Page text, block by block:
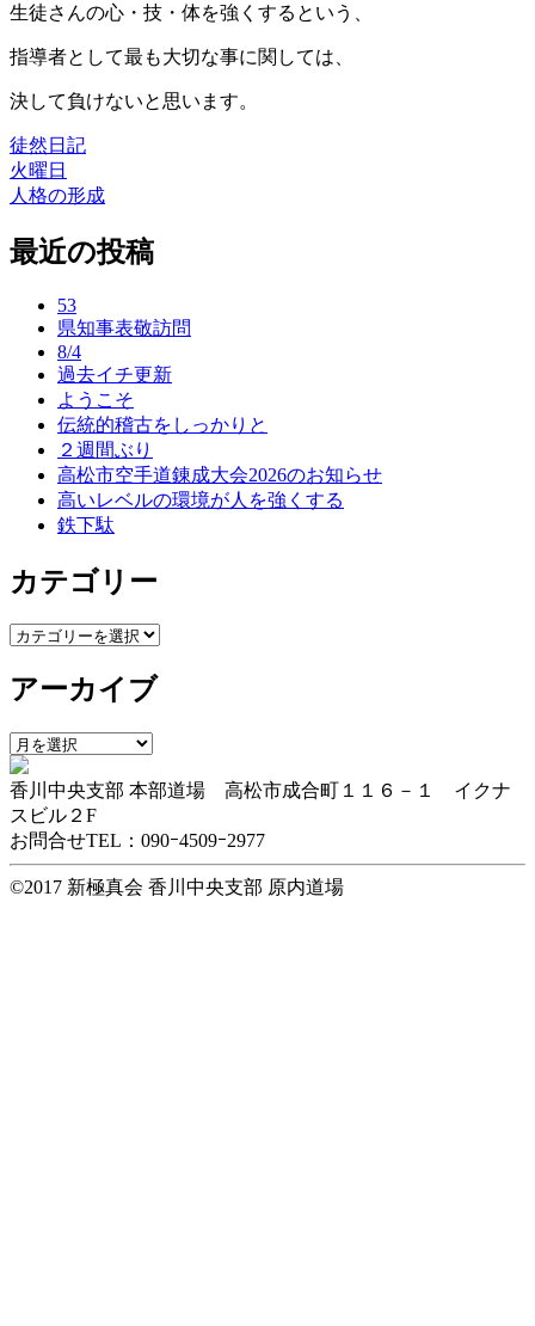
生徒さんの心・技・体を強くするという、
指導者として最も大切な事に関しては、
決して負けないと思います。
徒然日記
投
稿
ナ
火曜日
人格の形成
最近の投稿
53
県知事表敬訪問
8/4
過去イチ更新
ようこそ
伝統的稽古をしっかりと
２週間ぶり
高松市空手道錬成大会2026のお知らせ
高いレベルの環境が人を強くする
鉄下駄
カテゴリー
カ
ゴ
ー
アーカイブ
ア
ー
カ
イ
ブ
香川中央支部 本部道場 高松市成合町１１６－１ イクナ
スビル２F
お問合せTEL：090ｰ4509ｰ2977
©2017 新極真会 香川中央支部 原内道場